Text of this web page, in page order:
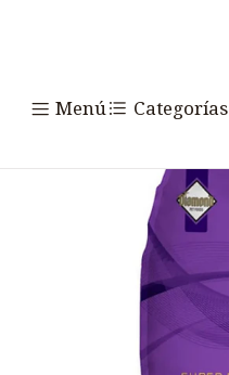
Menú Categorías